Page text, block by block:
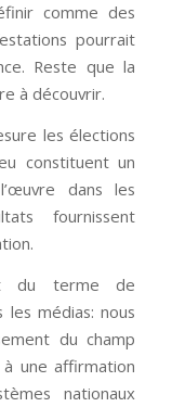
comme des
pourrait
Reste que la
à découvrir.
les élections
constituent un
dans les
fournissent
du terme de
les médias: nous
du champ
une affirmation
nationaux